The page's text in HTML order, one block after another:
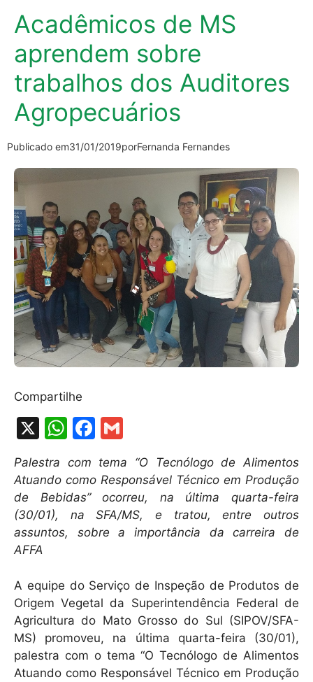
Acadêmicos de MS
aprendem sobre
trabalhos dos Auditores
Agropecuários
Publicado em31/01/2019porFernanda Fernandes
Compartilhe
X
W
at
s
A
p
F
c
e
b
o
k
m
ai
l
Palestra com tema “O Tecnólogo de Alimentos
Atuando como Responsável Técnico em Produção
de Bebidas” ocorreu, na última quarta-feira
(30/01), na SFA/MS, e tratou, entre outros
assuntos, sobre a importância da carreira de
AFFA
A equipe do Serviço de Inspeção de Produtos de
Origem Vegetal da Superintendência Federal de
Agricultura do Mato Grosso do Sul (SIPOV/SFA-
MS) promoveu, na última quarta-feira (30/01),
palestra com o tema “O Tecnólogo de Alimentos
Atuando como Responsável Técnico em Produção